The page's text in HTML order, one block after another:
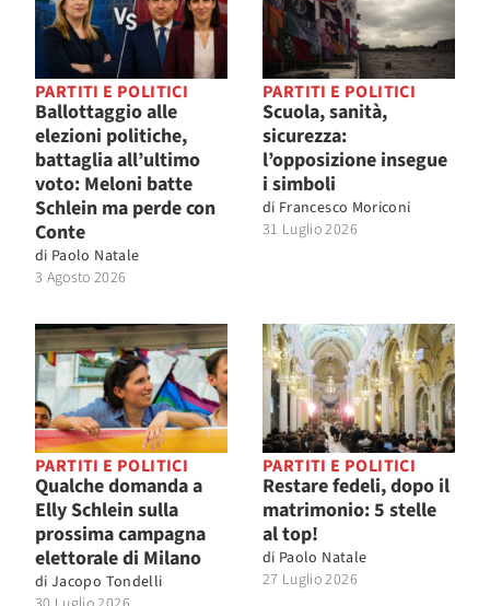
PARTITI E POLITICI
Ballottaggio alle
elezioni politiche,
battaglia all’ultimo
voto: Meloni batte
Schlein ma perde con
Conte
di Paolo Natale
3 Agosto 2026
PARTITI E POLITICI
Scuola, sanità,
sicurezza:
l’opposizione insegue
i simboli
di Francesco Moriconi
31 Luglio 2026
PARTITI E POLITICI
Qualche domanda a
Elly Schlein sulla
prossima campagna
elettorale di Milano
di Jacopo Tondelli
PARTITI E POLITICI
Restare fedeli, dopo il
matrimonio: 5 stelle
al top!
di Paolo Natale
27 Luglio 2026